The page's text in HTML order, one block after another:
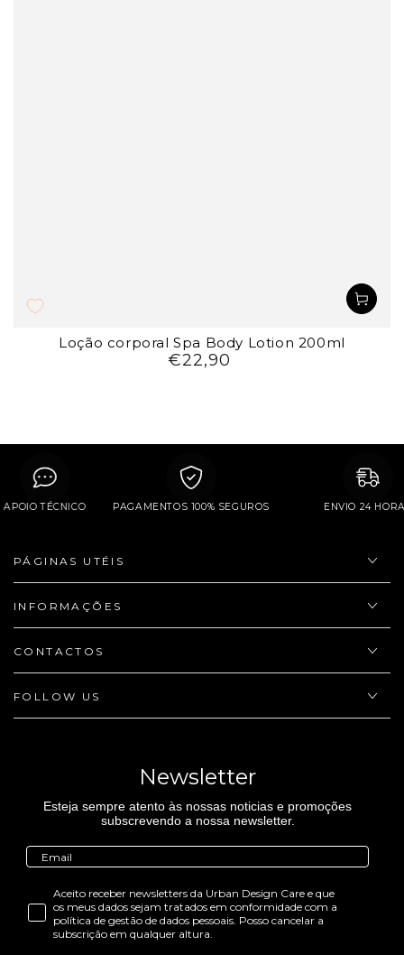
Loção corporal Spa Body Lotion 200ml
Preço
€22,90
APOIO TÉCNICO PAGAMENTOS 100% SEGUROS ENVIO 24
PÁGINAS UTÉIS
INFORMAÇÕES
CONTACTOS
FOLLOW US
Newsletter
Esteja sempre atento às nossas noticias e promoções
subscrevendo a nossa newsletter.
Aceito receber newsletters da Urban Design Care e que
os meus dados sejam tratados em conformidade com a
política de gestão de dados pessoais. Posso cancelar a
subscrição em qualquer altura.